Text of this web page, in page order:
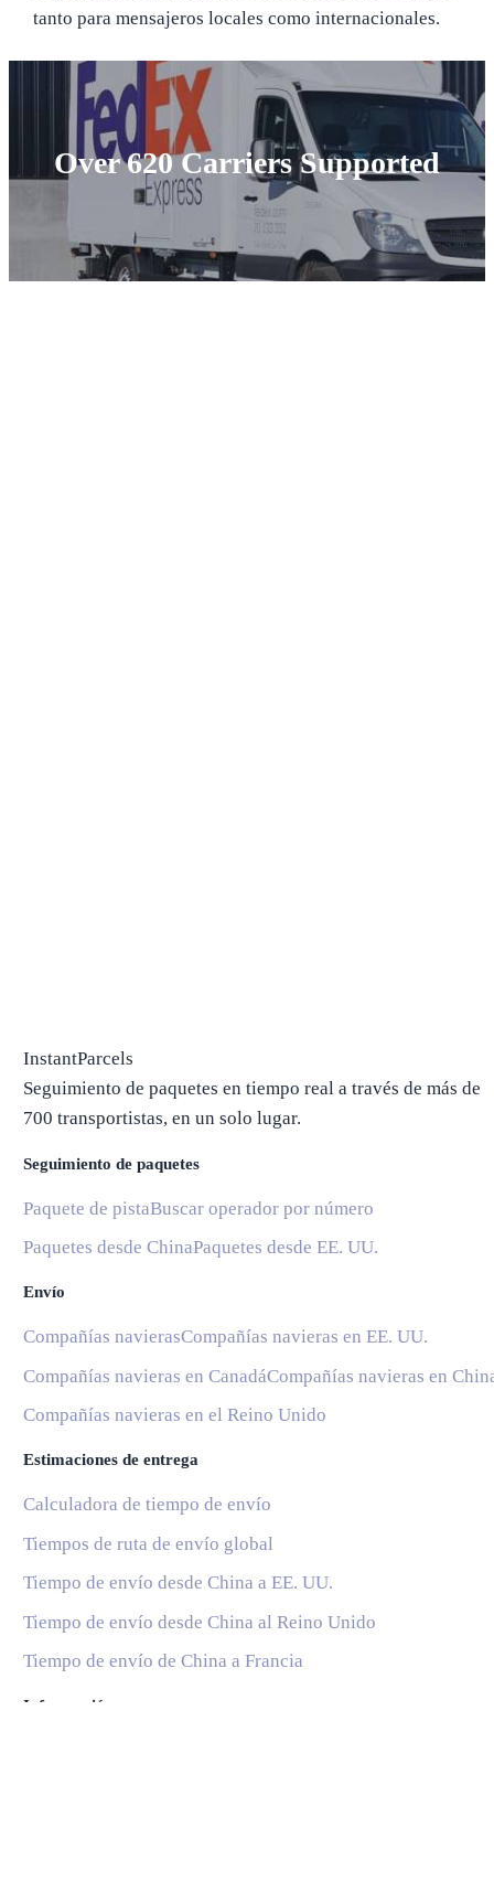
tanto para mensajeros locales como internacionales.
Over 620 Carriers Supported
InstantParcels
Seguimiento de paquetes en tiempo real a través de más de
700 transportistas, en un solo lugar.
Seguimiento de paquetes
Paquete de pistaBuscar operador por número
Paquetes desde ChinaPaquetes desde EE. UU.
Envío
Compañías navierasCompañías navieras en EE. UU.
Compañías navieras en CanadáCompañías navieras en
Compañías navieras en el Reino Unido
Estimaciones de entrega
Calculadora de tiempo de envío
Tiempos de ruta de envío global
Tiempo de envío desde China a EE. UU.
Tiempo de envío desde China al Reino Unido
Tiempo de envío de China a Francia
Información